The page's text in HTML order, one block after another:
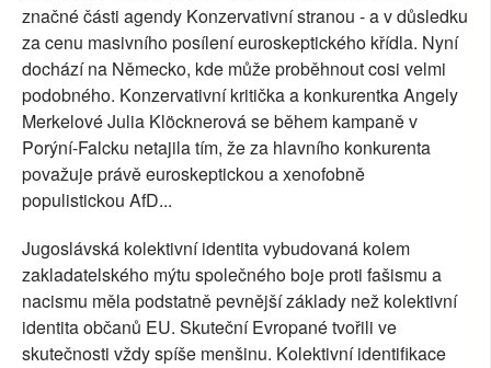
značné části agendy Konzervativní stranou - a v důsledku
za cenu masivního posílení euroskeptického křídla. Nyní
dochází na Německo, kde může proběhnout cosi velmi
podobného. Konzervativní kritička a konkurentka Angely
Merkelové Julia Klöcknerová se během kampaně v
Porýní-Falcku netajila tím, že za hlavního konkurenta
považuje právě euroskeptickou a xenofobně
populistickou AfD...
Jugoslávská kolektivní identita vybudovaná kolem
zakladatelského mýtu společného boje proti fašismu a
nacismu měla podstatně pevnější základy než kolektivní
identita občanů EU. Skuteční Evropané tvořili ve
skutečnosti vždy spíše menšinu. Kolektivní identifikace